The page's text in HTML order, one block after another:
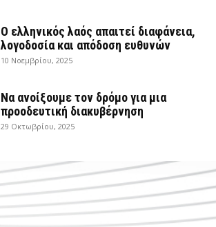
Ο ελληνικός λαός απαιτεί διαφάνεια,
λογοδοσία και απόδοση ευθυνών
10 Νοεμβρίου, 2025
Να ανοίξουμε τον δρόμο για μια
προοδευτική διακυβέρνηση
29 Οκτωβρίου, 2025